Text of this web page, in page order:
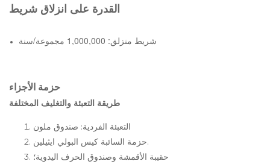
القدرة على انزلاق شريط
شريط منزلق: 1,000,000 مجموعة/سنة
حزمة الأجزاء
طريقة التعبئة والتغليف المختلفة
التعبئة الفردية: صندوق ملون
حزمة السائبة كيس البولي ايثيلين.
حقيبة الأقمشة وصندوق الحرف اليدوية؛